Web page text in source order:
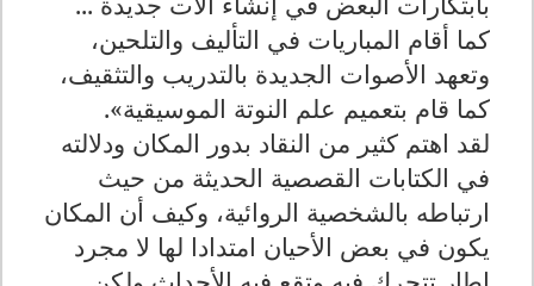
كما أقام المباريات في التأليف والتلحين،
وتعهد الأصوات الجديدة بالتدريب والتثقيف،
كما قام بتعميم علم النوتة الموسيقية».
لقد اهتم كثير من النقاد بدور المكان ودلالته
في الكتابات القصصية الحديثة من حيث
ارتباطه بالشخصية الروائية، وكيف أن المكان
يكون في بعض الأحيان امتدادا لها لا مجرد